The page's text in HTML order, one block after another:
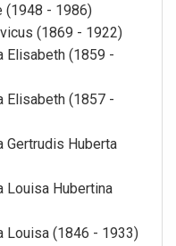
(1948 - 1986)
(1869 - 1922)
Elisabeth (1859 -
Elisabeth (1857 -
Gertrudis Huberta
Louisa Hubertina
Louisa (1846 - 1933)